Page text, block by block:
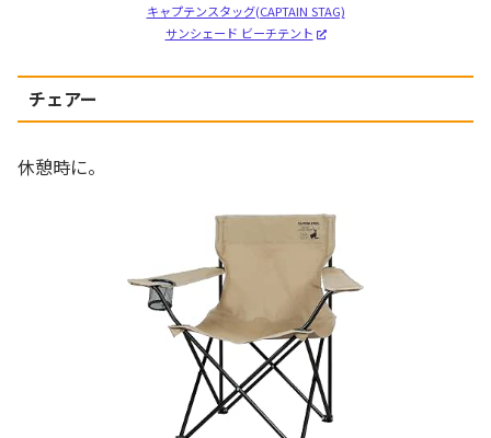
キャプテンスタッグ(CAPTAIN STAG)
サンシェード ビーチテント
チェアー
休憩時に。